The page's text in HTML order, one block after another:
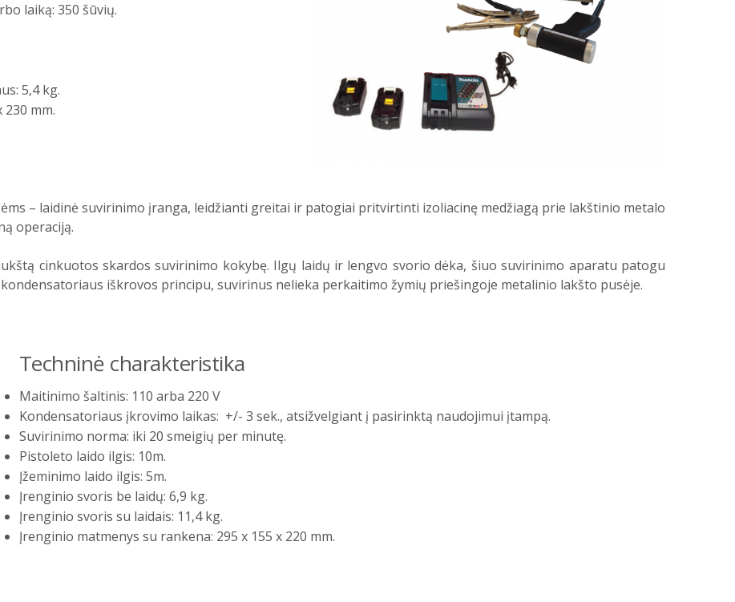
laiką: 350 šūvių.
5,4 kg.
mm.
– laidinė suvirinimo įranga, leidžianti greitai ir patogiai pritvirtinti izoliacinę medžiagą prie lakštinio metalo
operaciją.
cinkuotos skardos suvirinimo kokybę. Ilgų laidų ir lengvo svorio dėka, šiuo suvirinimo aparatu patogu
iškrovos principu, suvirinus nelieka perkaitimo žymių priešingoje metalinio lakšto pusėje.
Techninė charakteristika
Maitinimo šaltinis: 110 arba 220 V
Kondensatoriaus įkrovimo laikas: +/- 3 sek., atsižvelgiant į pasirinktą naudojimui įtampą.
Suvirinimo norma: iki 20 smeigių per minutę.
Pistoleto laido ilgis: 10m.
Įžeminimo laido ilgis: 5m.
Įrenginio svoris be laidų: 6,9 kg.
Įrenginio svoris su laidais: 11,4 kg.
Įrenginio matmenys su rankena: 295 x 155 x 220 mm.